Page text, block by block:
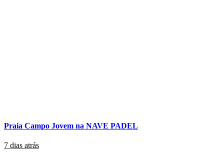
Praia Campo Jovem na NAVE PADEL
7 dias atrás